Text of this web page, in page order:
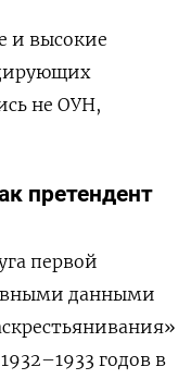
и высокие
не ОУН,
претендент
первой
данными
годов в